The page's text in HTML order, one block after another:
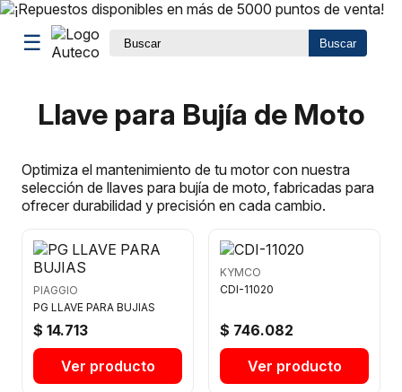
☰ Buscar
Llave para Bujía de Moto
Optimiza el mantenimiento de tu motor con nuestra
selección de llaves para bujía de moto, fabricadas para
ofrecer durabilidad y precisión en cada cambio.
PIAGGIO
PG LLAVE PARA BUJIAS
$ 14.713
Ver producto
KYMCO
CDI-11020
$ 746.082
Ver producto